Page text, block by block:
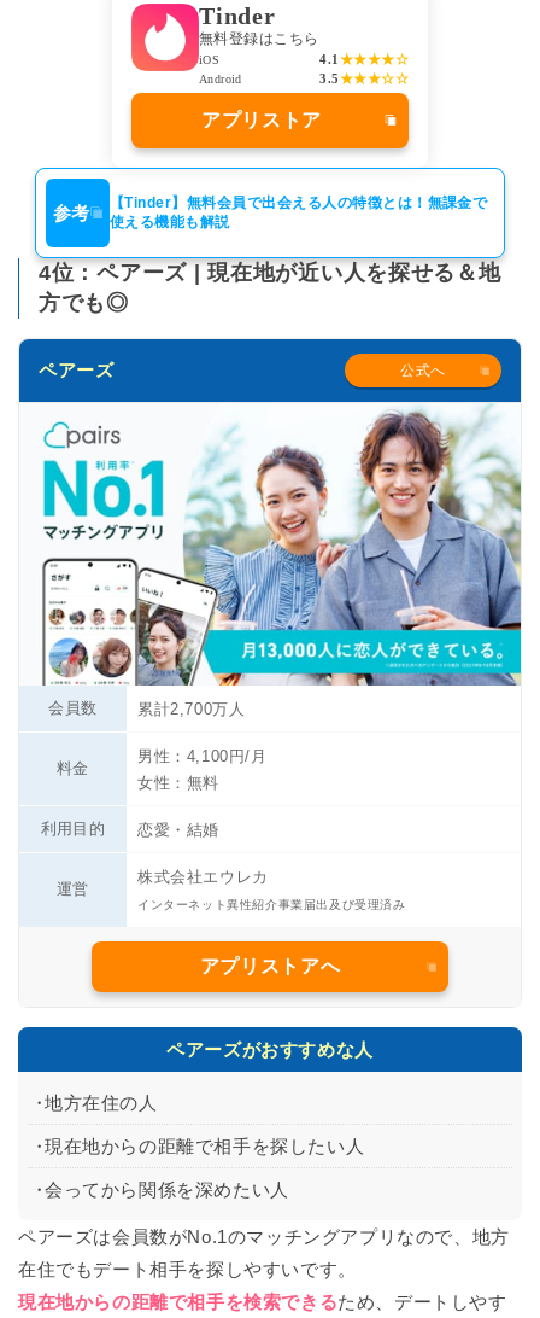
Tinder
無料登録はこちら
iOS 4.1★★★★☆
Android 3.5★★★☆☆
アプリストア
参考
【Tinder】無料会員で出会える人の特徴とは！無課金で
使える機能も解説
4位：ペアーズ | 現在地が近い人を探せる＆地
方でも◎
ペアーズ 公式へ
会員数 累計2,700万人
料金
男性：4,100円/月
女性：無料
利用目的 恋愛・結婚
運営
株式会社エウレカ
インターネット異性紹介事業届出及び受理済み
アプリストアへ
ペアーズがおすすめな人
地方在住の人
現在地からの距離で相手を探したい人
会ってから関係を深めたい人
ペアーズは会員数がNo.1のマッチングアプリなので、地方
在住でもデート相手を探しやすいです。
現在地からの距離で相手を検索できるため、デートしやす